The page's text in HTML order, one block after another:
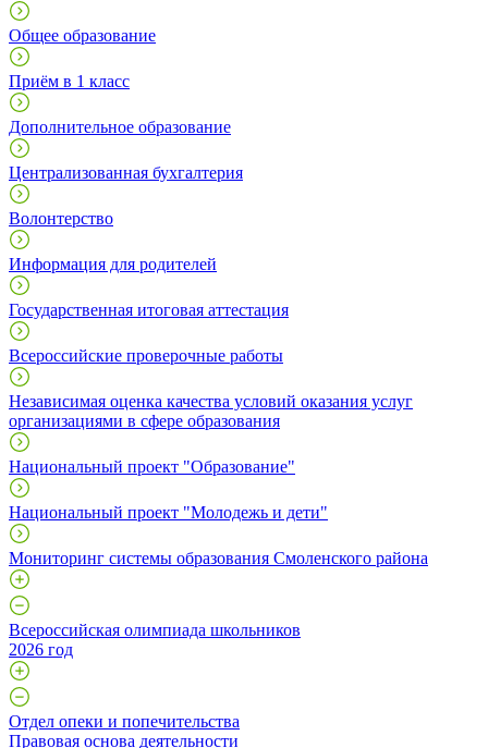
Общее образование
Приём в 1 класс
Дополнительное образование
Централизованная бухгалтерия
Волонтерство
Информация для родителей
Государственная итоговая аттестация
Всероссийские проверочные работы
Независимая оценка качества условий оказания услуг
организациями в сфере образования
Национальный проект "Образование"
Национальный проект "Молодежь и дети"
Мониторинг системы образования Смоленского района
Всероссийская олимпиада школьников
2026 год
Отдел опеки и попечительства
Правовая основа деятельности